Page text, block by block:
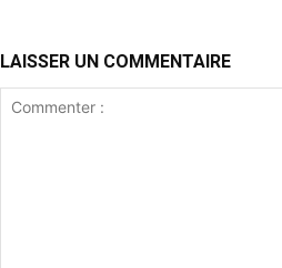
LAISSER UN COMMENTAIRE